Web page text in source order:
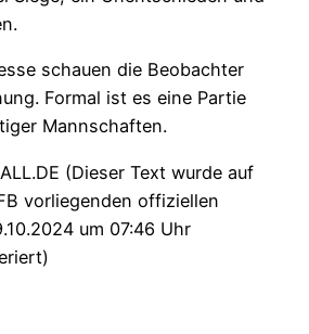
schauen die Beobachter
Formal ist es eine Partie
Mannschaften.
(Dieser Text wurde auf
vorliegenden offiziellen
um 07:46 Uhr